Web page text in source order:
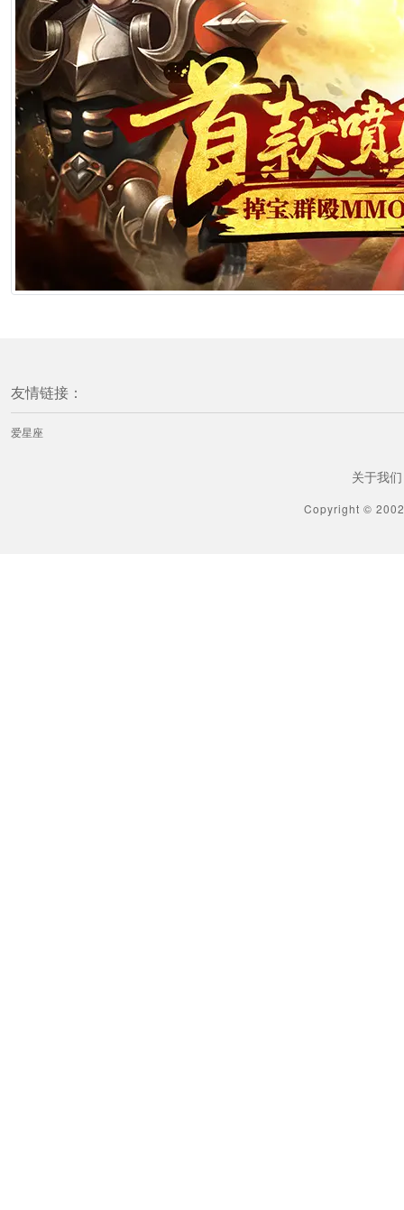
友情链接：
爱星座
关于我们
Copyright ©